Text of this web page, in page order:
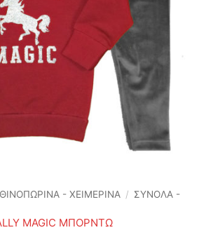
- ΧΕΙΜΕΡΙΝΆ / ΣΥΝΟΛΑ -
MAGIC ΜΠΟΡΝΤΩ